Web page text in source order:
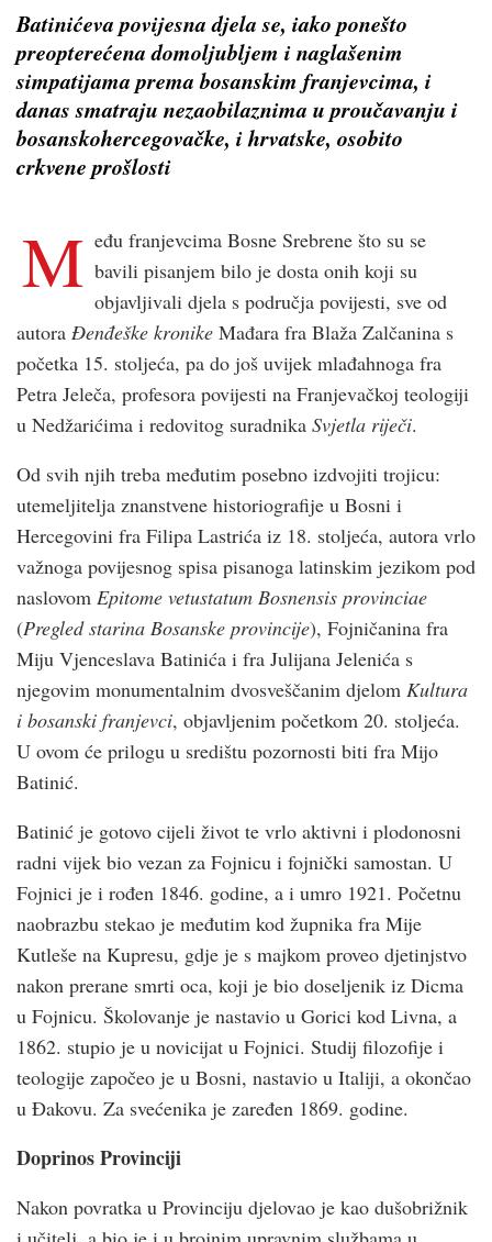
Batinićeva povijesna djela se, iako ponešto
preopterećena domoljubljem i naglašenim
simpatijama prema bosanskim franjevcima, i
danas smatraju nezaobilaznima u proučavanju i
bosanskohercegovačke, i hrvatske, osobito
crkvene prošlosti
M eđu franjevcima Bosne Srebrene što su se
bavili pisanjem bilo je dosta onih koji su
objavljivali djela s područja povijesti, sve od
autora Đenđeške kronike Mađara fra Blaža Zalčanina s
početka 15. stoljeća, pa do još uvijek mlađahnoga fra
Petra Jeleča, profesora povijesti na Franjevačkoj teologiji
u Nedžarićima i redovitog suradnika Svjetla riječi.
Od svih njih treba međutim posebno izdvojiti trojicu:
utemeljitelja znanstvene historiografije u Bosni i
Hercegovini fra Filipa Lastrića iz 18. stoljeća, autora vrlo
važnoga povijesnog spisa pisanoga latinskim jezikom pod
naslovom Epitome vetustatum Bosnensis provinciae
(Pregled starina Bosanske provincije), Fojničanina fra
Miju Vjenceslava Batinića i fra Julijana Jelenića s
njegovim monumentalnim dvosveščanim djelom Kultura
i bosanski franjevci, objavljenim početkom 20. stoljeća.
U ovom će prilogu u središtu pozornosti biti fra Mijo
Batinić.
Batinić je gotovo cijeli život te vrlo aktivni i plodonosni
radni vijek bio vezan za Fojnicu i fojnički samostan. U
Fojnici je i rođen 1846. godine, a i umro 1921. Početnu
naobrazbu stekao je međutim kod župnika fra Mije
Kutleše na Kupresu, gdje je s majkom proveo djetinjstvo
nakon prerane smrti oca, koji je bio doseljenik iz Dicma
u Fojnicu. Školovanje je nastavio u Gorici kod Livna, a
1862. stupio je u novicijat u Fojnici. Studij filozofije i
teologije započeo je u Bosni, nastavio u Italiji, a okončao
u Đakovu. Za svećenika je zaređen 1869. godine.
Doprinos Provinciji
Nakon povratka u Provinciju djelovao je kao dušobrižnik